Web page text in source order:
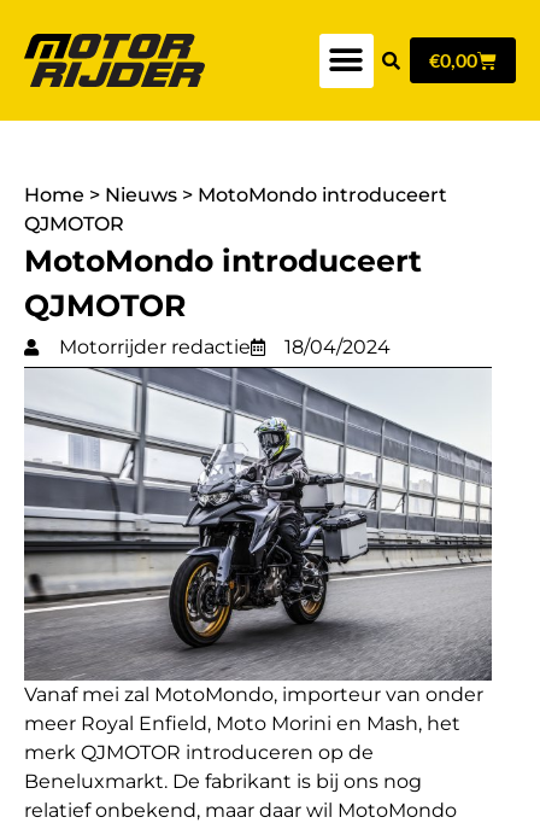
€0,00
Home > Nieuws > MotoMondo introduceert
QJMOTOR
MotoMondo introduceert
QJMOTOR
Motorrijder redactie 18/04/2024
Vanaf mei zal MotoMondo, importeur van onder
meer Royal Enfield, Moto Morini en Mash, het
merk QJMOTOR introduceren op de
Beneluxmarkt. De fabrikant is bij ons nog
relatief onbekend, maar daar wil MotoMondo